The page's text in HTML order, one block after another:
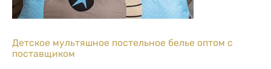
Детское мультяшное постельное белье оптом с
поставщиком